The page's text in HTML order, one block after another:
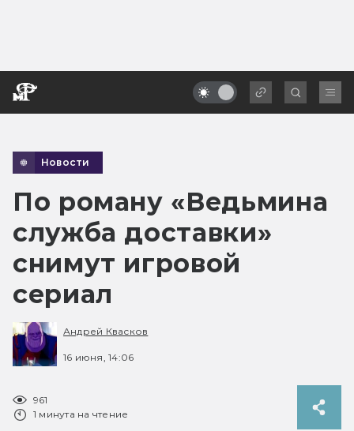
Новости
По роману «Ведьмина
служба доставки»
снимут игровой
сериал
Андрей Квасков
16 июня, 14:06
961
1 минута на чтение